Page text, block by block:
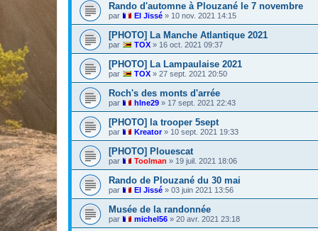
Rando d'automne à Plouzané le 7 novembre
par El Jissé » 10 nov. 2021 14:15
[PHOTO] La Manche Atlantique 2021
par TOX » 16 oct. 2021 09:37
[PHOTO] La Lampaulaise 2021
par TOX » 27 sept. 2021 20:50
Roch's des monts d'arrée
par hlne29 » 17 sept. 2021 22:43
[PHOTO] la trooper 5sept
par Kreator» 10 sept. 2021 19:33
[PHOTO] Plouescat
par Toolman » 19 juil. 2021 18:06
Rando de Plouzané du 30 mai
par El Jissé » 03 juin 2021 13:56
Musée de la randonnée
par michel56 » 20 avr. 2021 23:18